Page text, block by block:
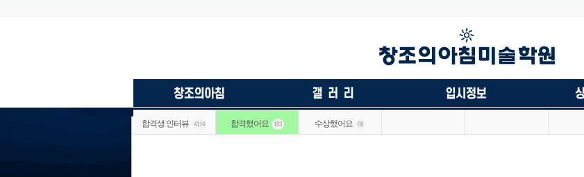
합격생 인터뷰 4114 합격했어요 183 수상했어요 68